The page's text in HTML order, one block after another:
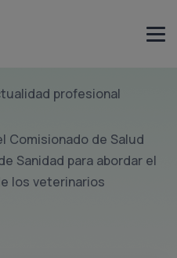
profesional
Comisionado de Salud
Sanidad para abordar el
los veterinarios